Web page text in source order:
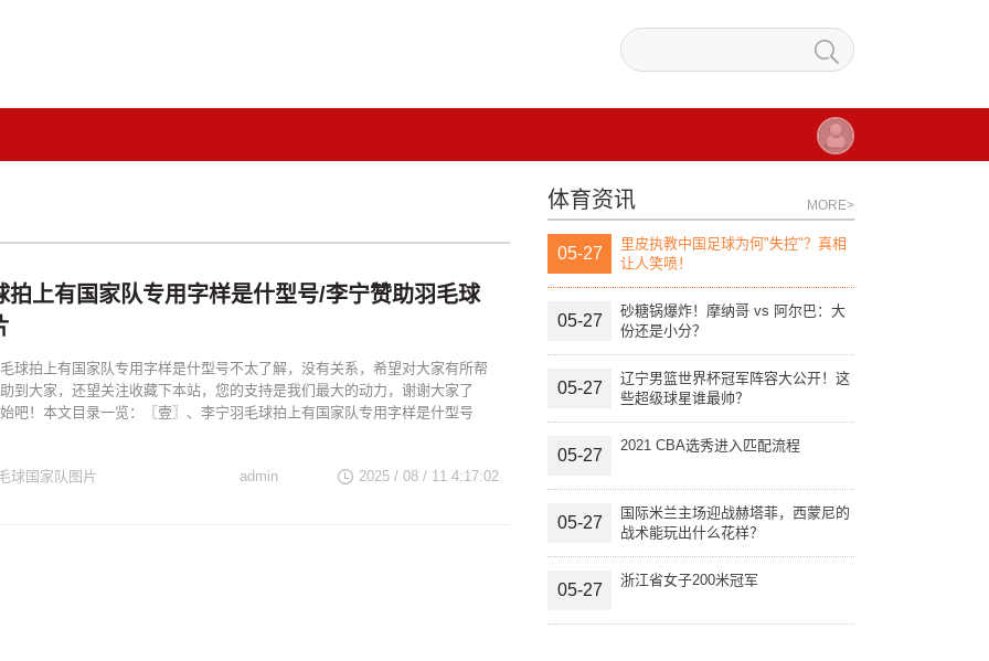
拍上有国家队专用字样是什型号/李宁赞助羽毛球
球拍上有国家队专用字样是什型号不太了解，没有关系，希望对大家有所帮
到大家，还望关注收藏下本站，您的支持是我们最大的动力，谢谢大家了
吧！本文目录一览：〖壹〗、李宁羽毛球拍上有国家队专用字样是什型号
球国家队图片 2025 / 08 / 11 4:17:02
admin
体育资讯 MORE>
05-27
里皮执教中国足球为何"失控"？真相
让人笑喷！
05-27
砂糖锅爆炸！摩纳哥 vs 阿尔巴：大
份还是小分？
05-27
辽宁男篮世界杯冠军阵容大公开！这
些超级球星谁最帅？
05-27
2021 CBA选秀进入匹配流程
05-27
国际米兰主场迎战赫塔菲，西蒙尼的
战术能玩出什么花样？
05-27
浙江省女子200米冠军